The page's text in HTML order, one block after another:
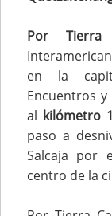
Por Tierra
en la
Encuentros
al kilómetro
paso a
Salcaja por
centro de la